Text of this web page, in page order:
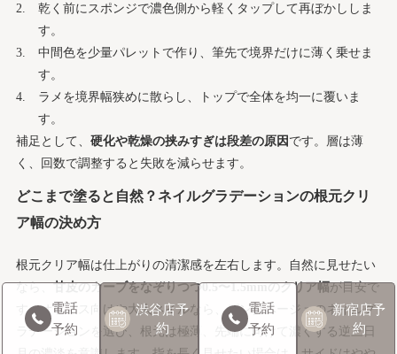
乾く前にスポンジで濃色側から軽くタップして再ぼかししま
す。
中間色を少量パレットで作り、筆先で境界だけに薄く乗せま
す。
ラメを境界幅狭めに散らし、トップで全体を均一に覆いま
す。
補足として、 硬化や乾燥の挟みすぎは段差の原因 です。層は薄
く、回数で調整すると失敗を減らせます。
どこまで塗ると自然？ネイルグラデーションの根元クリ
ア幅の決め方
根元クリア幅は仕上がりの清潔感を左右します。自然に見せたい
なら、甘皮のカーブをなぞりつつ0.5〜1.5mmのクリア幅が目安で
す。オフィス向けや大人ネイルなら、ピンクベージュのネイルグ
ラデーションを選び、根元は極薄、先端に向けて濃くする逆三日
電話
予約
渋谷店予
約
電話
予約
新宿店予
約